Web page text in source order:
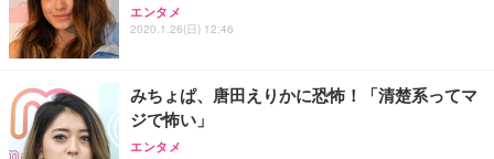
エンタメ
2020.1.26(日) 12:46
みちょぱ、唐田えりかに恐怖！「清楚系ってマ
ジで怖い」
エンタメ